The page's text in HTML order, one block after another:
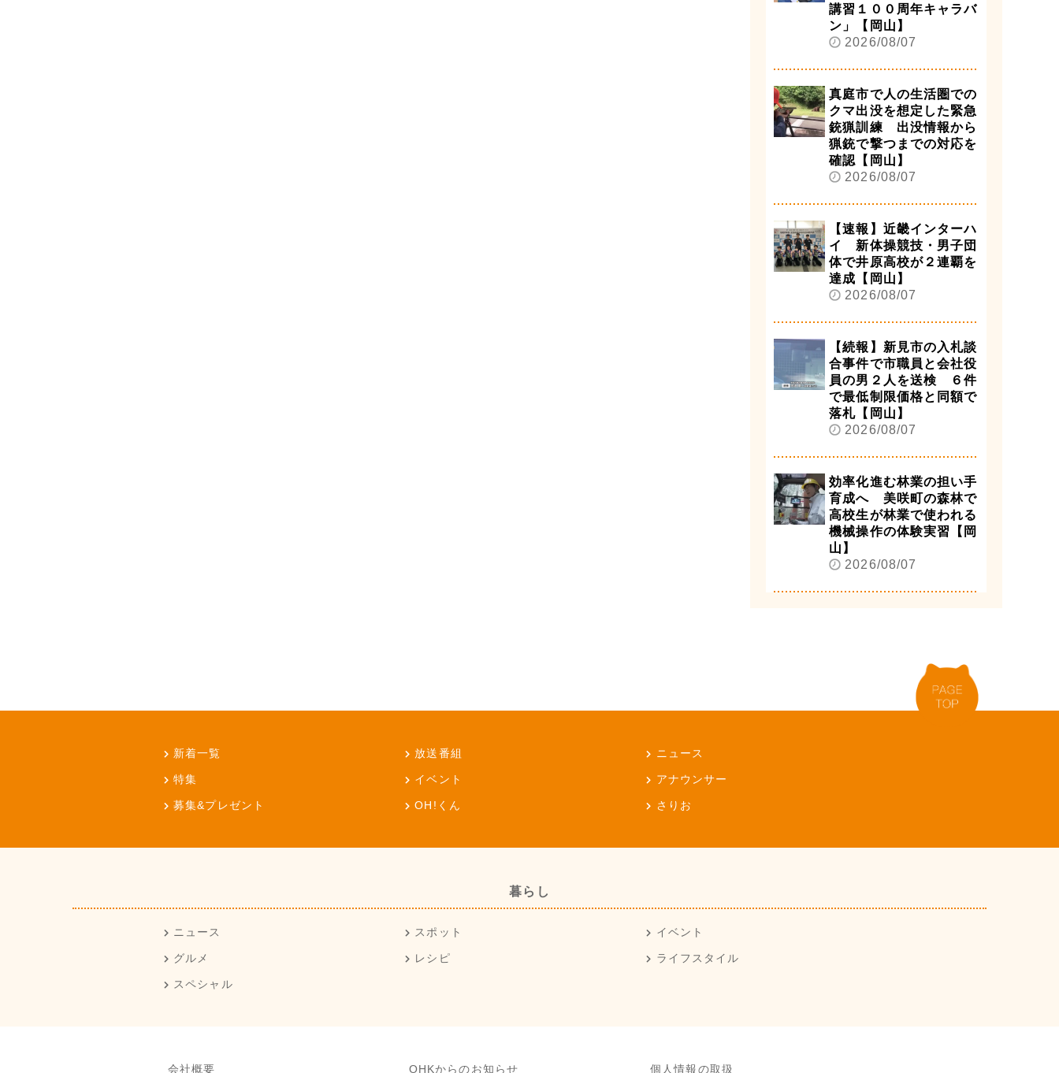
講習１００周年キャラバ
ン」【岡山】
2026/08/07
真庭市で人の生活圏での
クマ出没を想定した緊急
銃猟訓練 出没情報から
猟銃で撃つまでの対応を
確認【岡山】
2026/08/07
【速報】近畿インターハ
イ 新体操競技・男子団
体で井原高校が２連覇を
達成【岡山】
2026/08/07
【続報】新見市の入札談
合事件で市職員と会社役
員の男２人を送検 ６件
で最低制限価格と同額で
落札【岡山】
2026/08/07
効率化進む林業の担い手
育成へ 美咲町の森林で
高校生が林業で使われる
機械操作の体験実習【岡
山】
2026/08/07
新着一覧 放送番組 ニュース
特集 イベント アナウンサー
募集&プレゼント OH!くん さりお
暮らし
ニュース スポット イベント
グルメ レシピ ライフスタイル
スペシャル
会社概要 OHKからのお知らせ 個人情報の取扱